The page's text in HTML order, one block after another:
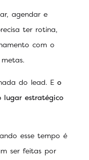
agendar e
ter rotina,
com o
do lead. E o
lugar estratégico
esse tempo é
ser feitas por